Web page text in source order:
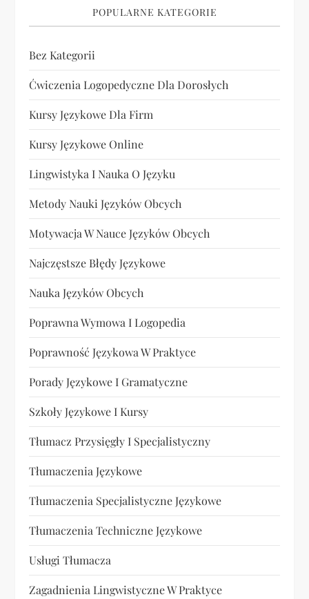
POPULARNE KATEGORIE
Bez Kategorii
Ćwiczenia Logopedyczne Dla Dorosłych
Kursy Językowe Dla Firm
Kursy Językowe Online
Lingwistyka I Nauka O Języku
Metody Nauki Języków Obcych
Motywacja W Nauce Języków Obcych
Najczęstsze Błędy Językowe
Nauka Języków Obcych
Poprawna Wymowa I Logopedia
Poprawność Językowa W Praktyce
Porady Językowe I Gramatyczne
Szkoły Językowe I Kursy
Tłumacz Przysięgły I Specjalistyczny
Tłumaczenia Językowe
Tłumaczenia Specjalistyczne Językowe
Tłumaczenia Techniczne Językowe
Usługi Tłumacza
Zagadnienia Lingwistyczne W Praktyce